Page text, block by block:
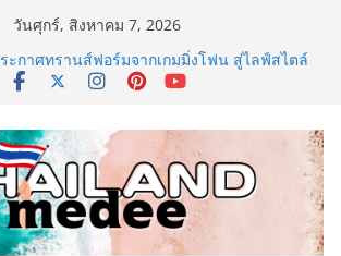
วันศุกร์, สิงหาคม 7, 2026
แฟคเจอริ่ง เทคโนโลยี (ไทยแลนด์) เปิดโรงงาน
ชลบุรี เดินหน้าขยายฐานการผลิตสู่เอเชียตะวัน
ต้ เสริมแกร่งยุทธศาสตร์ระดับโลก
ม เสิร์ฟใหญ่ปักหมุดแลนมาร์คใหม่กลางสถานี
POVA 8 Series จุดเริ่มต้นครั้งสำคัญ
งอุตสาหกรรมสีไทย นิปปอนเพนต์ผนึก 6 พันธ
เทรดชั้นนำ นำร่องเปิดตัว “NIPPON PAINT
โปรแกรมดูแลคุณภาพฟิล์มสีหลังการขาย
ามมั่นใจลูกค้าด้วยผลิตภัณฑ์คุณภาพและ